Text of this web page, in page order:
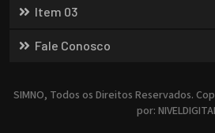
Item 03
Fale Conosco
SIMNO, Todos os Direitos Reservados.
por: